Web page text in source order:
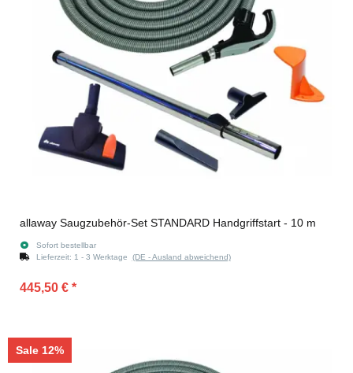
allaway Saugzubehör-Set STANDARD Handgriffstart - 10 m
Sofort bestellbar
Lieferzeit: 1 - 3 Werktage (DE - Ausland abweichend)
445,50 € *
Sale 12%